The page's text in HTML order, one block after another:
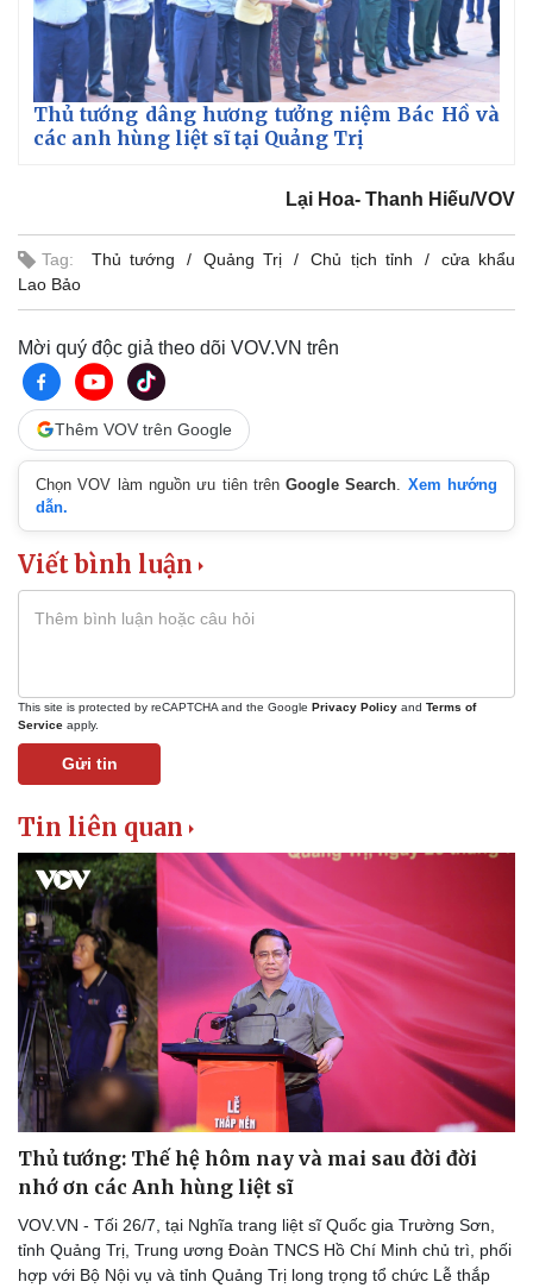
Pháp luật
Vụ án
Tin nóng
Quân sự - Quốc phòng
Vũ khí
Việt Nam
Thủ tướng dâng hương tưởng niệm Bác Hồ và
các anh hùng liệt sĩ tại Quảng Trị
Lại Hoa- Thanh Hiếu/VOV
Tag: Thủ tướng Quảng Trị Chủ tịch tỉnh
cửa khẩu
Lao Bảo
Mời quý độc giả theo dõi VOV.VN trên
Thêm VOV trên Google
Chọn VOV làm nguồn ưu tiên trênGoogle Search
Xem hướng
dẫn.
Viết bình luận
This site is protected by reCAPTCHA and the Google Privacy Policy and Terms of
Service apply.
Gửi tin
Tin liên quan
Thủ tướng: Thế hệ hôm nay và mai sau đời đời
nhớ ơn các Anh hùng liệt sĩ
VOV.VN - Tối 26/7, tại Nghĩa trang liệt sĩ Quốc gia Trường Sơn,
tỉnh Quảng Trị, Trung ương Đoàn TNCS Hồ Chí Minh chủ trì, phối
hợp với Bộ Nội vụ và tỉnh Quảng Trị long trọng tổ chức Lễ thắp